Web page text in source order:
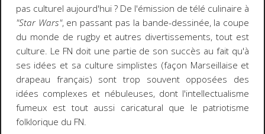
pas culturel aujourd'hui ? De l'émission de télé culinaire à
"Star Wars", en passant pas la bande-dessinée, la coupe
du monde de rugby et autres divertissements, tout est
culture. Le FN doit une partie de son succès au fait qu'à
ses idées et sa culture simplistes (façon Marseillaise et
drapeau français) sont trop souvent opposées des
idées complexes et nébuleuses, dont l'intellectualisme
fumeux est tout aussi caricatural que le patriotisme
folklorique du FN.